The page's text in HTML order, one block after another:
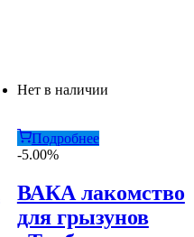
Нет в наличии
Подробнее
-5.00%
ВАКА лакомство
для грызунов